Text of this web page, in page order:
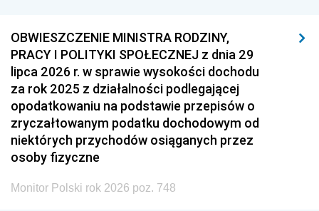
OBWIESZCZENIE MINISTRA RODZINY,
PRACY I POLITYKI SPOŁECZNEJ z dnia 29
lipca 2026 r. w sprawie wysokości dochodu
za rok 2025 z działalności podlegającej
opodatkowaniu na podstawie przepisów o
zryczałtowanym podatku dochodowym od
niektórych przychodów osiąganych przez
osoby fizyczne
Monitor Polski rok 2026 poz. 748